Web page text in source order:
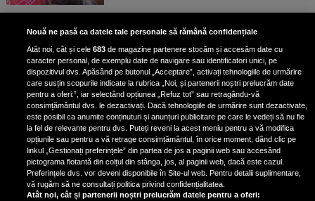
Patru zodii primesc un mesaj
special de la Univers pe 30
ianuarie. Vezi dacă te afli printre
ele
3 zodii ale căror dorințe devin
realitate pe 29 ianuarie 2025. Vezi
dacă te afli printre cei norocoși
Nouă ne pasă ca datele tale personale să rămână confidențiale
Atât noi, cât și cele683 de magazine partenere stocăm și accesăm date cu
caracter personal, de exemplu date de navigare sau identificatori unici, pe
dispozitivul dvs. Apăsând pe butonul „Acceptare”, activați tehnologiile de urmărire
care susțin scopurile indicate la rubrica „Noi, și partenerii noștri prelucrăm date
pentru a oferi:”, iar selectând opțiunea „Refuz tot” sau retragându-vă
consimțământul dvs. le dezactivați. Dacă tehnologiile de urmărire sunt dezactivate,
este posibil ca anumite conținuturi și anunțuri publicitare pe care le vedeți să nu fie
la fel de relevante pentru dvs. Puteți reveni la acest meniu pentru a vă modifica
opțiunile sau pentru a vă retrage consimțământul, în orice moment, dând clic pe
linkul „Gestionați preferințele” din partea de jos a paginii web sau accesând
pictograma flotantă din colțul din stânga, jos, al paginii web, dacă este cazul.
Preferințele dvs. vor deveni disponibile în Site-ul web. Pentru detalii suplimentare,
vă rugăm să ne consultați politica privind confidențialitatea.
Atât noi, cât și partenerii noștri prelucrăm datele pentru a oferi: